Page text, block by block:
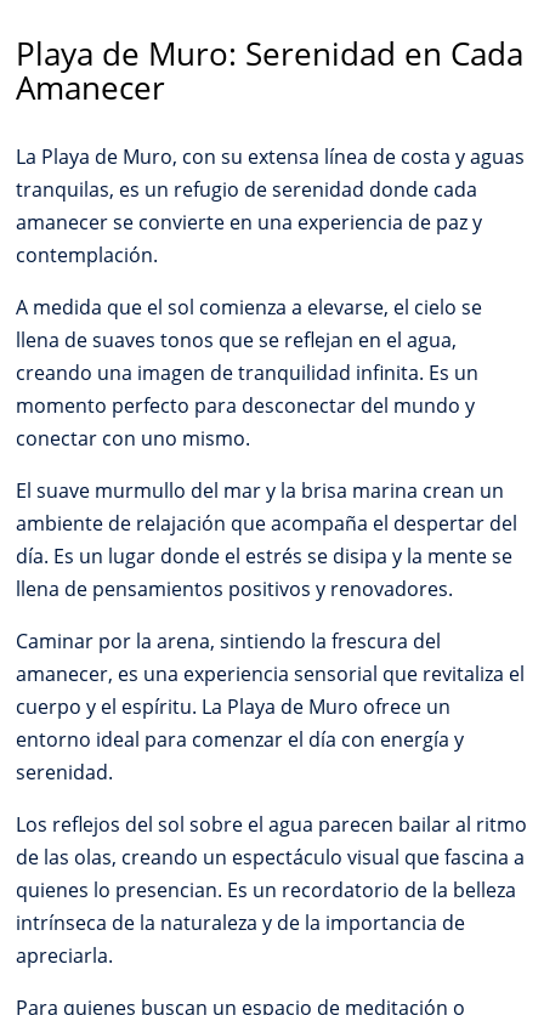
Playa de Muro: Serenidad en Cada
Amanecer
La Playa de Muro, con su extensa línea de costa y aguas
tranquilas, es un refugio de serenidad donde cada
amanecer se convierte en una experiencia de paz y
contemplación.
A medida que el sol comienza a elevarse, el cielo se
llena de suaves tonos que se reflejan en el agua,
creando una imagen de tranquilidad infinita. Es un
momento perfecto para desconectar del mundo y
conectar con uno mismo.
El suave murmullo del mar y la brisa marina crean un
ambiente de relajación que acompaña el despertar del
día. Es un lugar donde el estrés se disipa y la mente se
llena de pensamientos positivos y renovadores.
Caminar por la arena, sintiendo la frescura del
amanecer, es una experiencia sensorial que revitaliza el
cuerpo y el espíritu. La Playa de Muro ofrece un
entorno ideal para comenzar el día con energía y
serenidad.
Los reflejos del sol sobre el agua parecen bailar al ritmo
de las olas, creando un espectáculo visual que fascina a
quienes lo presencian. Es un recordatorio de la belleza
intrínseca de la naturaleza y de la importancia de
apreciarla.
Para quienes buscan un espacio de meditación o